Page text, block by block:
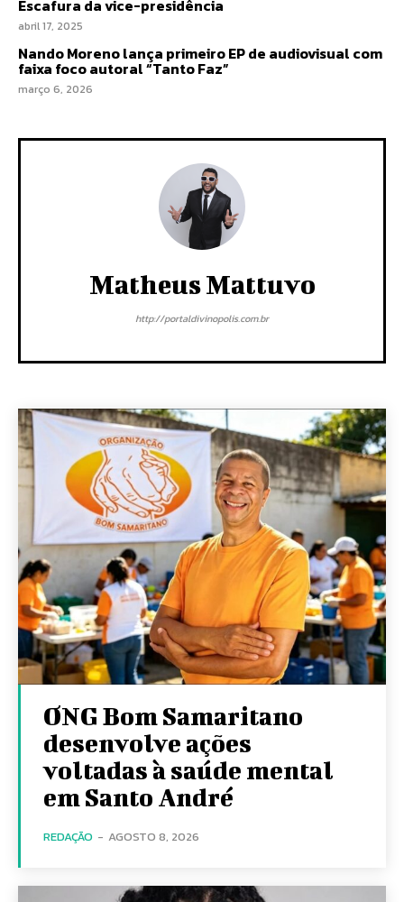
Escafura da vice-presidência
abril 17, 2025
Nando Moreno lança primeiro EP de audiovisual com
faixa foco autoral “Tanto Faz”
março 6, 2026
Matheus Mattuvo
http://portaldivinopolis.com.br
ONG Bom Samaritano
desenvolve ações
voltadas à saúde mental
em Santo André
REDAÇÃO - AGOSTO 8, 2026